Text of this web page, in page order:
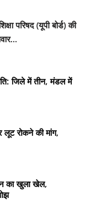
परिषद (यूपी बोर्ड) की
जिले में तीन, मंडल में
लूट रोकने की मांग,
का खुला खेल,